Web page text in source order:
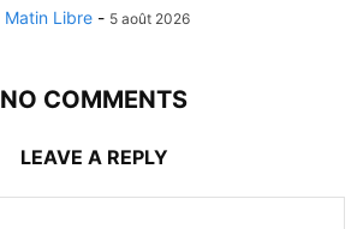
Matin Libre - 5 août 2026
NO COMMENTS
LEAVE A REPLY